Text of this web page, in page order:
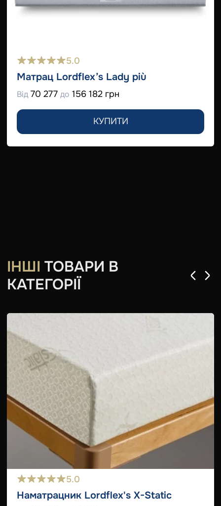
5.0
Матрац Lordflex’s Lady più
Від 70 277 до 156 182 грн
КУПИТИ
ІНШІ ТОВАРИ В
КАТЕГОРІЇ
5.0
Наматрацник Lordflex's Х-Static